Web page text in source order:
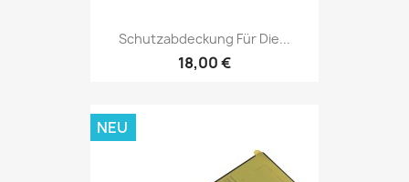
Schutzabdeckung Für Die...
18,00 €
NEU